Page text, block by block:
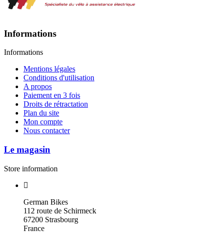
Informations
Informations
Mentions légales
Conditions d'utilisation
A propos
Paiement en 3 fois
Droits de rétractation
Plan du site
Mon compte
Nous contacter
Le magasin
Store information
German Bikes
112 route de Schirmeck
67200 Strasbourg
France